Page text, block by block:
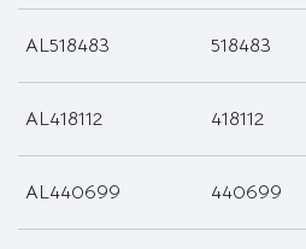
AL518483 518483
AL418112 418112
AL440699 440699